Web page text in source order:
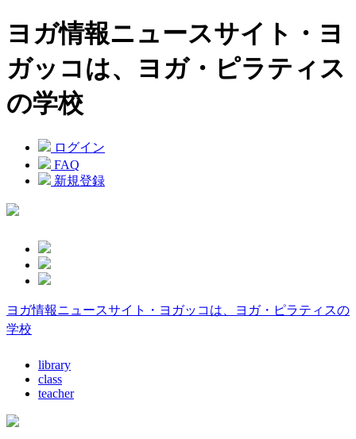
ヨガ情報ニュースサイト・ヨ
ガッコは、ヨガ・ピラティス
の学校
ログイン
FAQ
新規登録
ヨガ情報ニュースサイト・ヨガッコは、ヨガ・ピラティスの
学校
library
class
teacher